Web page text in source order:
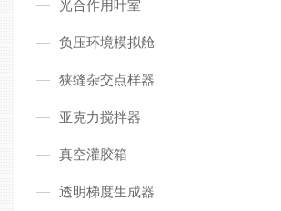
光合作用叶室
负压环境模拟舱
狭缝杂交点样器
亚克力搅拌器
真空灌胶箱
透明梯度生成器